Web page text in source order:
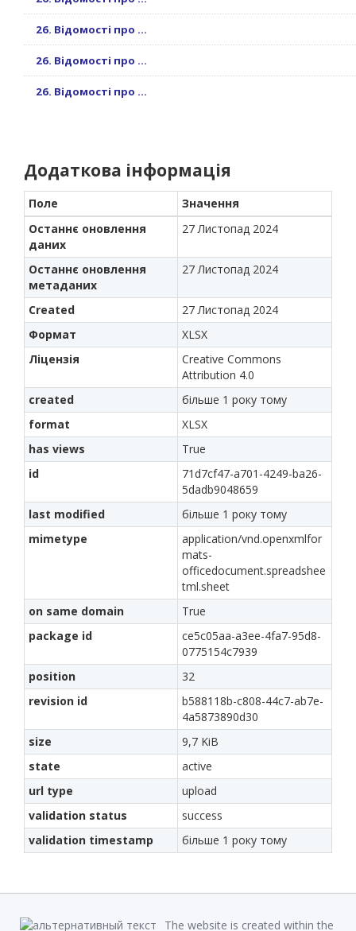
26. Відомості про ...
26. Відомості про ...
26. Відомості про ...
Додаткова інформація
Поле
Значення
Останнє оновлення
даних
27 Листопад 2024
Останнє оновлення
метаданих
27 Листопад 2024
Created
27 Листопад 2024
Формат
XLSX
Ліцензія
Creative Commons
Attribution 4.0
created
більше 1 року тому
format
XLSX
has views
True
id
71d7cf47-a701-4249-ba26-
5dadb9048659
last modified
більше 1 року тому
mimetype
application/vnd.openxmlfor
mats-
officedocument.spreadshee
tml.sheet
on same domain
True
package id
ce5c05aa-a3ee-4fa7-95d8-
0775154c7939
position
32
revision id
b588118b-c808-44c7-ab7e-
4a5873890d30
size
9,7 KiB
state
active
url type
upload
validation status
success
validation timestamp
більше 1 року тому
The website is created within the